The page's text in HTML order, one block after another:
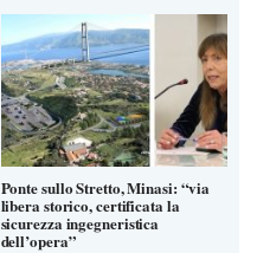
Ponte sullo Stretto, Minasi: “via
libera storico, certificata la
sicurezza ingegneristica
dell’opera”